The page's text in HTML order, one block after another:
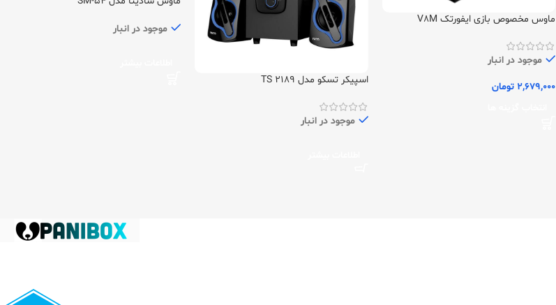
ماوس مخصوص بازی ایفورتک V8M
موجود در انبار
2,679,000 تومان
اسپیکر تسکو مدل TS 2189
موجود در انبار
موجود در انبار